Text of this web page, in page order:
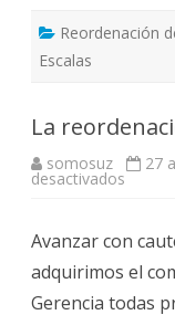
Reordenación
Escalas
La
somosuz 27
desactivadosen
las
II
Avanzar con
adquirimos el
Gerencia todas